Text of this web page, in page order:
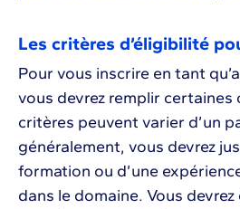
Les critères d’éligibilité
Pour vous inscrire en tant
vous devrez remplir certaines
critères peuvent varier d’un
généralement, vous devrez
formation ou d’une
dans le domaine. Vous